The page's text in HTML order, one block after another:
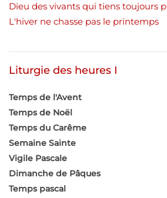
Dieu des vivants qui tiens toujours
L'hiver ne chasse pas le printemps
Liturgie des heures I
Temps de l'Avent
Temps de Noël
Temps du Carême
Semaine Sainte
Vigile Pascale
Dimanche de Pâques
Temps pascal